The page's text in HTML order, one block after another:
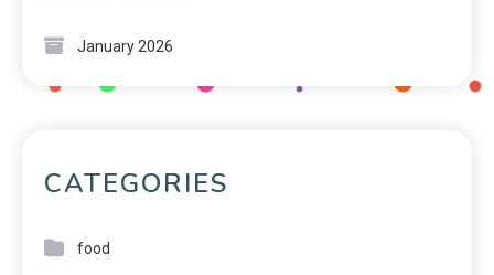
January 2026
CATEGORIES
food